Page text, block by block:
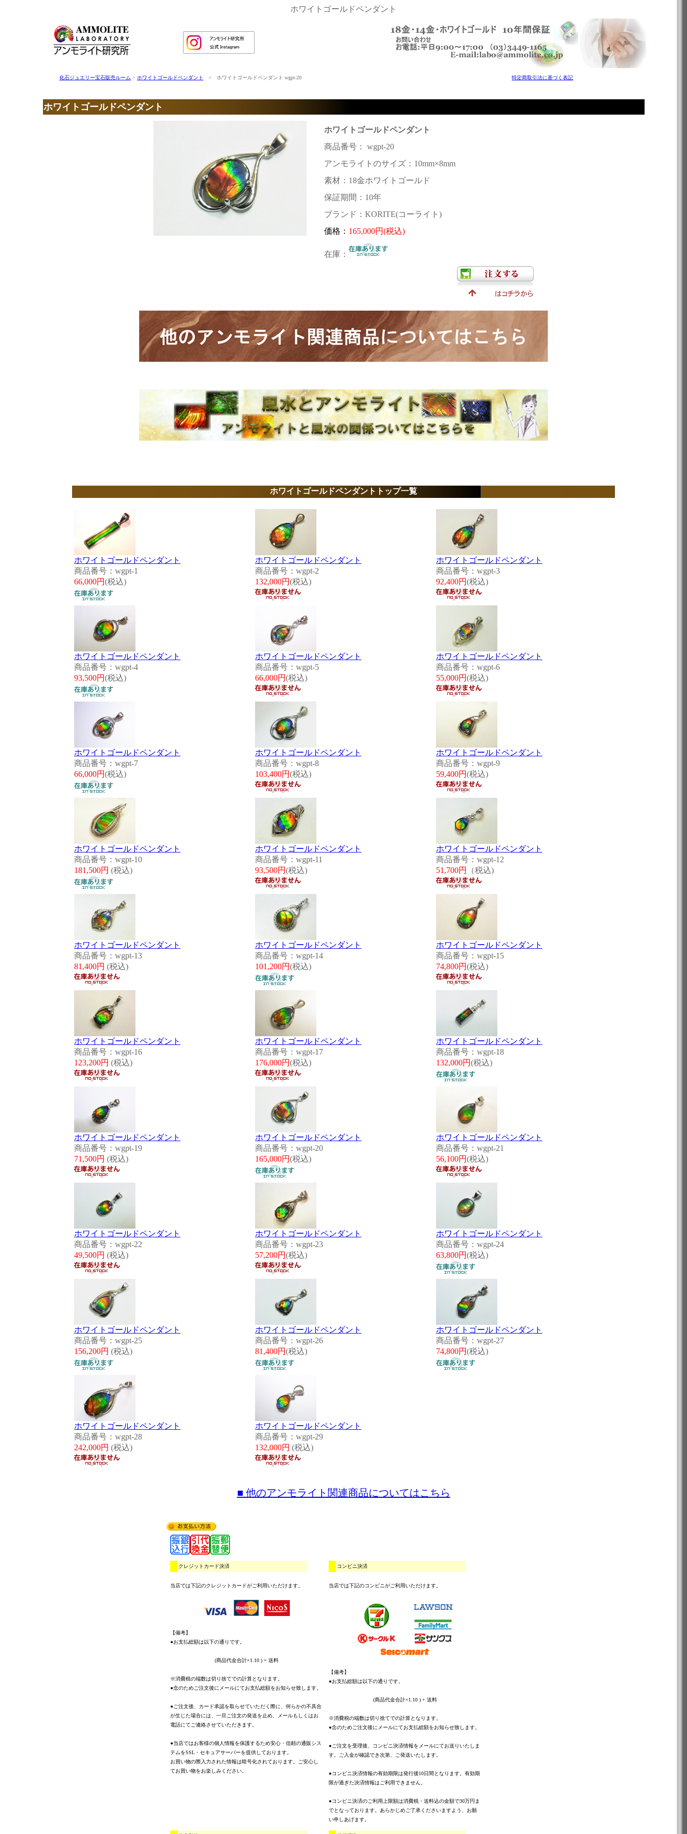
ホワイトゴールドペンダント
化石ジュエリー宝石販売ルーム > ホワイトゴールドペンダント > ホワイトゴールドペンダント wgpt-20 特定商取引法に基づく表記
ホワイトゴールドペンダント
ホワイトゴールドペンダント
商品番号： wgpt-20
アンモライトのサイズ：10mm×8mm
素材：18金ホワイトゴールド
保証期間：10年
ブランド：KORITE(コーライト)
価格： 165,000円(税込)
在庫：
ホワイトゴールドペンダントトップ一覧
ホワイトゴールドペンダント
商品番号：wgpt-1
66,000円(税込)
ホワイトゴールドペンダント
商品番号：wgpt-2
132,000円(税込)
ホワイトゴールドペンダント
商品番号：wgpt-3
92,400円(税込)
ホワイトゴールドペンダント
商品番号：wgpt-4
93,500円(税込)
ホワイトゴールドペンダント
商品番号：wgpt-5
66,000円(税込)
ホワイトゴールドペンダント
商品番号：wgpt-6
55,000円(税込)
ホワイトゴールドペンダント
商品番号：wgpt-7
66,000円(税込)
ホワイトゴールドペンダント
商品番号：wgpt-8
103,400円(税込)
ホワイトゴールドペンダント
商品番号：wgpt-9
59,400円(税込)
ホワイトゴールドペンダント
商品番号：wgpt-10
181,500円 (税込)
ホワイトゴールドペンダント
商品番号：wgpt-11
93,500円(税込)
ホワイトゴールドペンダント
商品番号：wgpt-12
51,700円
（税込)
ホワイトゴールドペンダント
商品番号：wgpt-13
81,400円 (税込)
ホワイトゴールドペンダント
商品番号：wgpt-14
101,200円(税込)
ホワイトゴールドペンダント
商品番号：wgpt-15
74,800円(税込)
ホワイトゴールドペンダント
商品番号：wgpt-16
123,200円 (税込)
ホワイトゴールドペンダント
商品番号：wgpt-17
176,000円(税込)
ホワイトゴールドペンダント
商品番号：wgpt-18
132,000円(税込)
ホワイトゴールドペンダント
商品番号：wgpt-19
71,500円 (税込)
ホワイトゴールドペンダント
商品番号：wgpt-20
165,000円(税込)
ホワイトゴールドペンダント
商品番号：wgpt-21
56,100円(税込)
ホワイトゴールドペンダント
商品番号：wgpt-22
49,500円 (税込)
ホワイトゴールドペンダント
商品番号：wgpt-23
57,200円(税込)
ホワイトゴールドペンダント
商品番号：wgpt-24
63,800円(税込)
ホワイトゴールドペンダント
商品番号：wgpt-25
156,200円 (税込)
ホワイトゴールドペンダント
商品番号：wgpt-26
81,400円(税込)
ホワイトゴールドペンダント
商品番号：wgpt-27
74,800円(税込)
ホワイトゴールドペンダント
商品番号：wgpt-28
242,000円 (税込)
ホワイトゴールドペンダント
商品番号：wgpt-29
132,000円 (税込)
■ 他のアンモライト関連商品についてはこちら